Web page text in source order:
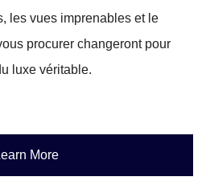
les vues imprenables et le
procurer changeront pour
luxe véritable.
More